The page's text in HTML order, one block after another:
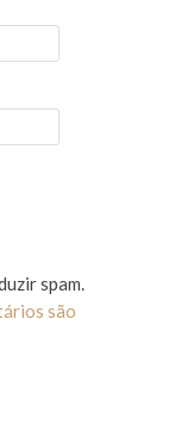
spam.
são